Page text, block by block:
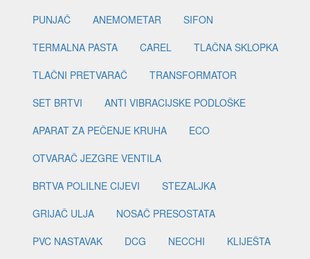
PUNJAČ
ANEMOMETAR
SIFON
TERMALNA PASTA
CAREL
TLAČNA SKLOPKA
TLAČNI PRETVARAČ
TRANSFORMATOR
SET BRTVI
ANTI VIBRACIJSKE PODLOŠKE
APARAT ZA PEČENJE KRUHA
ECO
OTVARAČ JEZGRE VENTILA
BRTVA POLILNE CIJEVI
STEZALJKA
GRIJAČ ULJA
NOSAČ PRESOSTATA
PVC NASTAVAK
DCG NECCHI
KLIJEŠTA